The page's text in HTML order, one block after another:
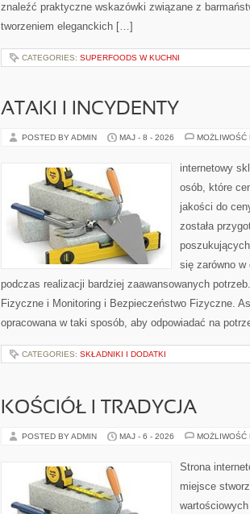
znaleźć praktyczne wskazówki związane z
tworzeniem eleganckich […]
CATEGORIES: SUPERFOODS W KUCHNI
ATAKI I INCYDENTY
POSTED BY ADMIN MAJ - 8 - 2026 MOŻLIWOŚĆ
internetowy
osób, które
jakości do
została
się zarówno w
podczas realizacji bardziej zaawansowanych
Fizyczne i Monitoring i Bezpieczeństwo Fizyczne.
opracowana w taki sposób, aby odpowiadać na
CATEGORIES: SKŁADNIKI I DODATKI
KOŚCIÓŁ I TRADYCJA
POSTED BY ADMIN MAJ - 6 - 2026 MOŻLIWOŚĆ
Strona
miejsce